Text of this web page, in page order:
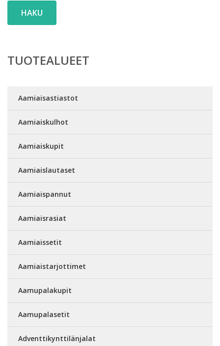
HAKU
TUOTEALUEET
Aamiaisastiastot
Aamiaiskulhot
Aamiaiskupit
Aamiaislautaset
Aamiaispannut
Aamiaisrasiat
Aamiaissetit
Aamiaistarjottimet
Aamupalakupit
Aamupalasetit
Adventtikynttilänjalat